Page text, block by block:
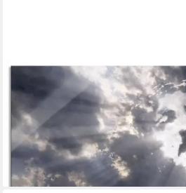
Glasbild Das Jesusgesicht am Himmel,
Himmel (1 St), Glasbild aus Echtglas,
Abstandshalter
ab 67,95 € UVP 77,95 €
-13%
lieferbar - in 3-4 Werktagen bei dir